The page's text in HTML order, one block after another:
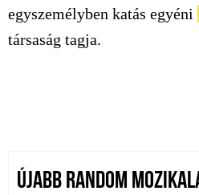
egyszemélyben katás egyéni
társaság tagja.
ÚJABB RANDOM